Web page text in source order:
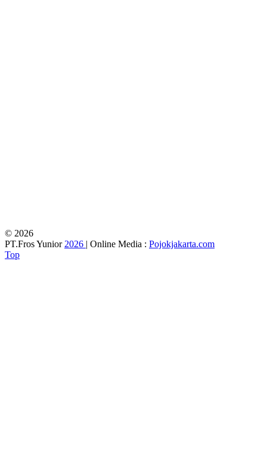
© 2026
PT.Fros Yunior2026 | Online Media : Pojokjakarta.com
Top